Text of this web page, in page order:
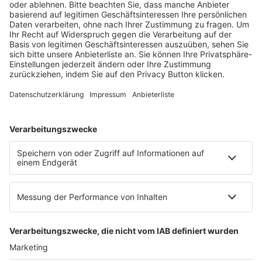
Ein Fachbereich der
dfv Mediengruppe
Mainzer Landstr. 251
60326 Frankfurt am Main
E-Mail:info@ruw.de
Web:https://www.ruw.de
AGB
Datenschutzerklärung
Genderhinweis
Cookie-Einstellungen